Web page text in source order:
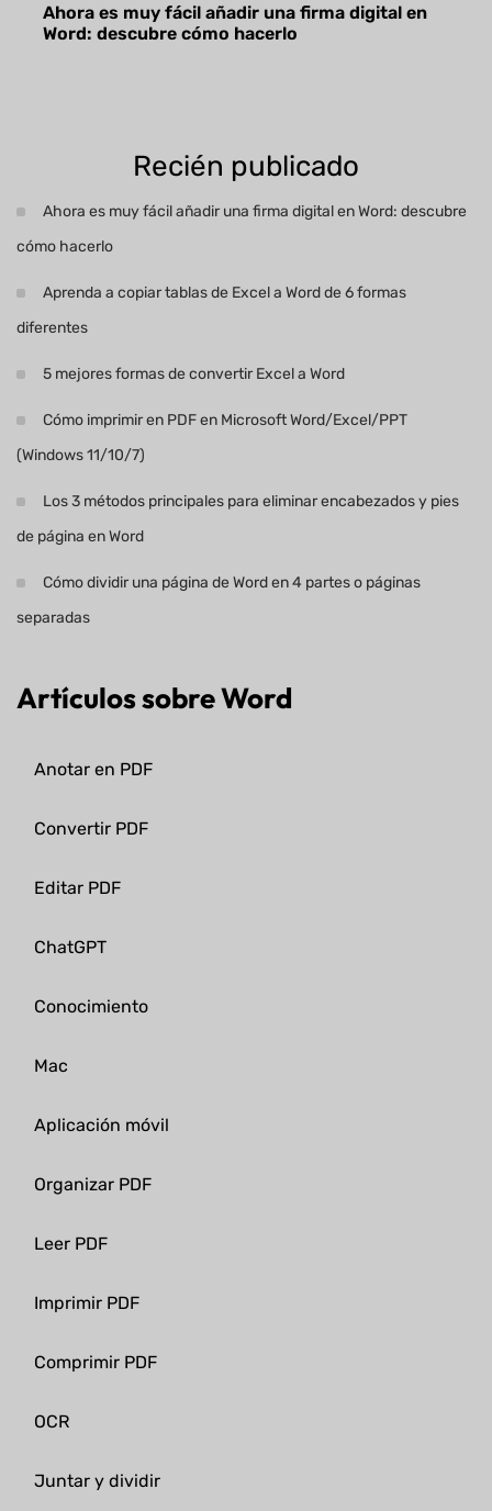
Artículos sobre Word
Anotar en PDF
Convertir PDF
Editar PDF
ChatGPT
Conocimiento
Mac
Aplicación móvil
Organizar PDF
Leer PDF
Imprimir PDF
Comprimir PDF
OCR
Juntar y dividir
Ahora es muy fácil añadir una firma digital en
Word: descubre cómo hacerlo
Recién publicado
Ahora es muy fácil añadir una firma digital en Word: descubre
cómo hacerlo
Aprenda a copiar tablas de Excel a Word de 6 formas
diferentes
5 mejores formas de convertir Excel a Word
Cómo imprimir en PDF en Microsoft Word/Excel/PPT
(Windows 11/10/7)
Los 3 métodos principales para eliminar encabezados y pies
de página en Word
Cómo dividir una página de Word en 4 partes o páginas
separadas